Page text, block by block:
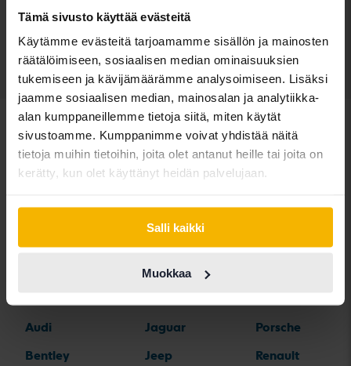
Tämä sivusto käyttää evästeitä
Käytämme evästeitä tarjoamamme sisällön ja mainosten
räätälöimiseen, sosiaalisen median ominaisuuksien
tukemiseen ja kävijämäärämme analysoimiseen. Lisäksi
jaamme sosiaalisen median, mainosalan ja analytiikka-
alan kumppaneillemme tietoja siitä, miten käytät
sivustoamme. Kumppanimme voivat yhdistää näitä
tietoja muihin tietoihin, joita olet antanut heille tai joita on
kerätty, kun olet käyttänyt heidän palvelujaan.
Salli kaikki
Muokkaa
Rahoituksen kanssa
Näytä 3 of 3 osumia
Automerkit
Audi
Bentley
Hyundai
Jaguar
Jeep
Porsche
Renault